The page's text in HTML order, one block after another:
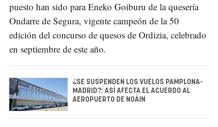
puesto han sido para Eneko Goiburu de la quesería
Ondarre de Segura, vigente campeón de la 50
edición del concurso de quesos de Ordizia, celebrado
en septiembre de este año.
¿SE SUSPENDEN LOS VUELOS PAMPLONA-
MADRID?: ASÍ AFECTA EL ACUERDO AL
AEROPUERTO DE NOÁIN